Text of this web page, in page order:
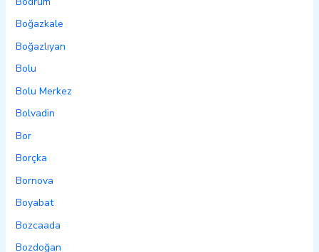
Boğazkale
Boğazlıyan
Bolu
Bolu Merkez
Bolvadin
Bor
Borçka
Bornova
Boyabat
Bozcaada
Bozdoğan